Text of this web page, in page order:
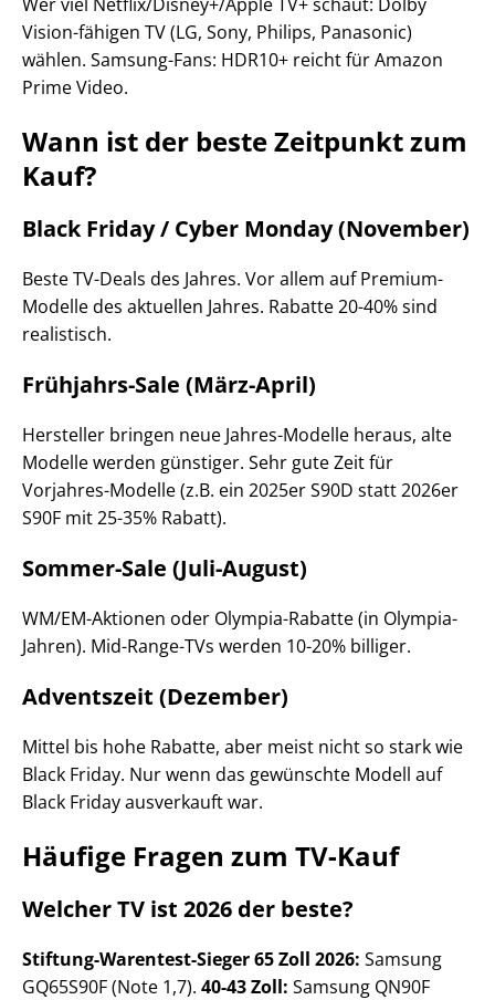
Vision-fähigen TV (LG, Sony, Philips, Panasonic)
wählen. Samsung-Fans: HDR10+ reicht für Amazon
Prime Video.
Wann ist der beste Zeitpunkt zum
Kauf?
Black Friday / Cyber Monday (November)
Beste TV-Deals des Jahres. Vor allem auf Premium-
Modelle des aktuellen Jahres. Rabatte 20-40% sind
realistisch.
Frühjahrs-Sale (März-April)
Hersteller bringen neue Jahres-Modelle heraus, alte
Modelle werden günstiger. Sehr gute Zeit für
Vorjahres-Modelle (z.B. ein 2025er S90D statt 2026er
S90F mit 25-35% Rabatt).
Sommer-Sale (Juli-August)
WM/EM-Aktionen oder Olympia-Rabatte (in Olympia-
Jahren). Mid-Range-TVs werden 10-20% billiger.
Adventszeit (Dezember)
Mittel bis hohe Rabatte, aber meist nicht so stark wie
Black Friday. Nur wenn das gewünschte Modell auf
Black Friday ausverkauft war.
Häufige Fragen zum TV-Kauf
Welcher TV ist 2026 der beste?
Stiftung-Warentest-Sieger 65 Zoll 2026: Samsung
GQ65S90F (Note 1,7). 40-43 Zoll: Samsung QN90F